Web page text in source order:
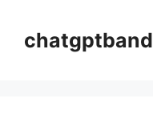
chatgptband